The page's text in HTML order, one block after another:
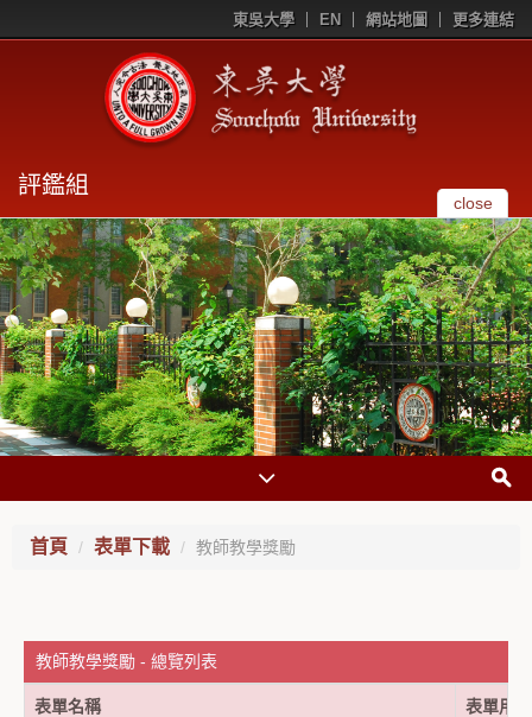
東吳大學 EN 網站地圖 更多連結
評鑑組
close
首頁 表單下載 教師教學獎勵
教師教學獎勵 - 總覽列表
表單名稱 表單用途